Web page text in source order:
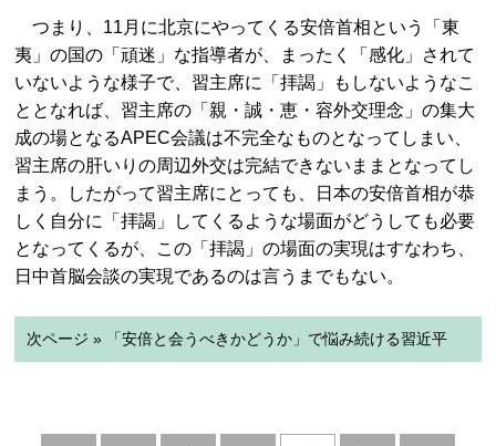
つまり、11月に北京にやってくる安倍首相という「東
夷」の国の「頑迷」な指導者が、まったく「感化」されて
いないような様子で、習主席に「拝謁」もしないようなこ
ととなれば、習主席の「親・誠・恵・容外交理念」の集大
成の場となるAPEC会議は不完全なものとなってしまい、
習主席の肝いりの周辺外交は完結できないままとなってし
まう。したがって習主席にとっても、日本の安倍首相が恭
しく自分に「拝謁」してくるような場面がどうしても必要
となってくるが、この「拝謁」の場面の実現はすなわち、
日中首脳会談の実現であるのは言うまでもない。
次ページ » 「安倍と会うべきかどうか」で悩み続ける習近平